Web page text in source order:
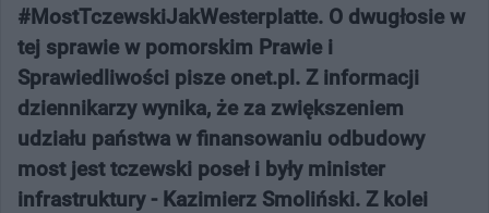
#MostTczewskiJakWesterplatte. O dwugłosie w
tej sprawie w pomorskim Prawie i
Sprawiedliwości pisze onet.pl. Z informacji
dziennikarzy wynika, że za zwiększeniem
udziału państwa w finansowaniu odbudowy
most jest tczewski poseł i były minister
infrastruktury - Kazimierz Smoliński. Z kolei